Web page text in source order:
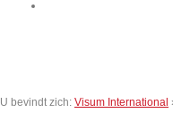
U bevindt zich: Visum International